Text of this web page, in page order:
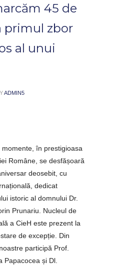
45 de
primul zbor
al unui
ADMIN5
în prestigioasa
Române, se desfășoară
deosebit, cu
dedicat
istoric al domnului Dr.
Prunariu. Nucleul de
a CieH este prezent la
de excepție. Din
participă Prof.
Papacocea și Dl.